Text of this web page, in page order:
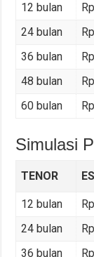
12 bulan
24 bulan
36 bulan
48 bulan
60 bulan
Simulasi
TENOR
12 bulan
24 bulan
36 bulan